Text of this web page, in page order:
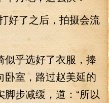
了之后，拍摄会流
选好了衣服，捧
卧室，路过赵美延的
脚步减缓，道：“所以